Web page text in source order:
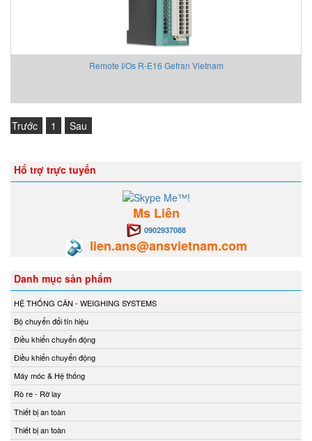
Remote I/Os R-E16 Gefran Vietnam
Trước 1 Sau
Hổ trợ trực tuyến
Ms Liên
0902937088
lien.ans@ansvietnam.com
Danh mục sản phẩm
HỆ THỐNG CÂN - WEIGHING SYSTEMS
Bộ chuyển đổi tín hiệu
Điều khiển chuyển động
Điều khiển chuyển động
Máy móc & Hệ thống
Rò re - Rờ lay
Thiết bị an toàn
Thiết bị an toàn